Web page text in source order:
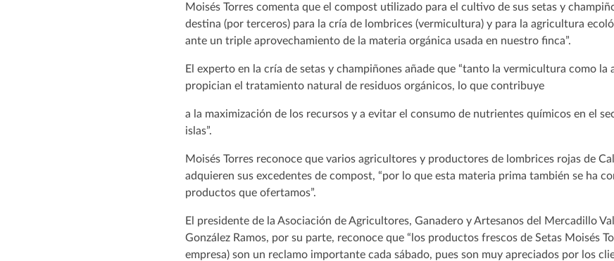
Moisés Torres comenta que el compost utilizado para el cultivo de sus setas y
destina (por terceros) para la cría de lombrices (vermicultura) y para la agricultura
ante un triple aprovechamiento de la materia orgánica usada en nuestro finca”.
El experto en la cría de setas y champiñones añade que “tanto la vermicultura como la
propician el tratamiento natural de residuos orgánicos, lo que contribuye
a la maximización de los recursos y a evitar el consumo de nutrientes químicos en el
islas”.
Moisés Torres reconoce que varios agricultores y productores de lombrices rojas de
adquieren sus excedentes de compost, “por lo que esta materia prima también se ha
productos que ofertamos”.
El presidente de la Asociación de Agricultores, Ganadero y Artesanos del Mercadillo
González Ramos, por su parte, reconoce que “los productos frescos de Setas Moisés
empresa) son un reclamo importante cada sábado, pues son muy apreciados por los